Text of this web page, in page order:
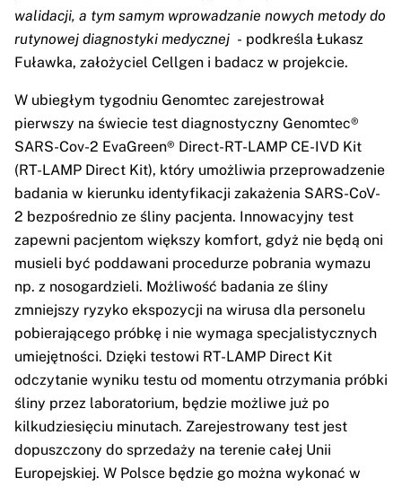
walidacji, a tym samym wprowadzanie nowych metody do
rutynowej diagnostyki medycznej - podkreśla Łukasz
Fuławka, założyciel Cellgen i badacz w projekcie.
W ubiegłym tygodniu Genomtec zarejestrował
pierwszy na świecie test diagnostyczny Genomtec®
SARS-Cov-2 EvaGreen® Direct-RT-LAMP CE-IVD Kit
(RT-LAMP Direct Kit), który umożliwia przeprowadzenie
badania w kierunku identyfikacji zakażenia SARS-CoV-
2 bezpośrednio ze śliny pacjenta. Innowacyjny test
zapewni pacjentom większy komfort, gdyż nie będą oni
musieli być poddawani procedurze pobrania wymazu
np. z nosogardzieli. Możliwość badania ze śliny
zmniejszy ryzyko ekspozycji na wirusa dla personelu
pobierającego próbkę i nie wymaga specjalistycznych
umiejętności. Dzięki testowi RT-LAMP Direct Kit
odczytanie wyniku testu od momentu otrzymania próbki
śliny przez laboratorium, będzie możliwe już po
kilkudziesięciu minutach. Zarejestrowany test jest
dopuszczony do sprzedaży na terenie całej Unii
Europejskiej. W Polsce będzie go można wykonać w